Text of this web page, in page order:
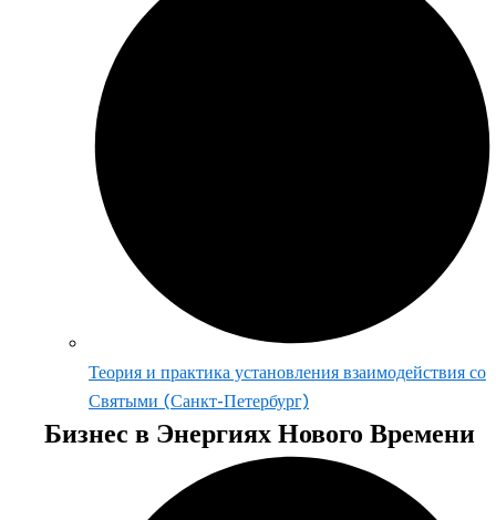
Теория и практика установления взаимодействия со
Святыми (Санкт-Петербург)
Бизнес в Энергиях Нового Времени